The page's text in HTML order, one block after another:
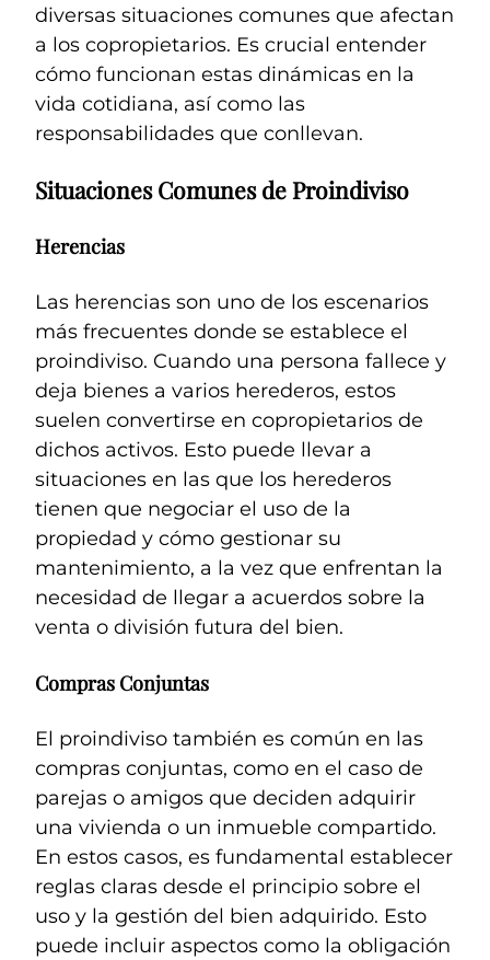
diversas situaciones comunes que afectan
a los copropietarios. Es crucial entender
cómo funcionan estas dinámicas en la
vida cotidiana, así como las
responsabilidades que conllevan.
Situaciones Comunes de Proindiviso
Herencias
Las herencias son uno de los escenarios
más frecuentes donde se establece el
proindiviso. Cuando una persona fallece y
deja bienes a varios herederos, estos
suelen convertirse en copropietarios de
dichos activos. Esto puede llevar a
situaciones en las que los herederos
tienen que negociar el uso de la
propiedad y cómo gestionar su
mantenimiento, a la vez que enfrentan la
necesidad de llegar a acuerdos sobre la
venta o división futura del bien.
Compras Conjuntas
El proindiviso también es común en las
compras conjuntas, como en el caso de
parejas o amigos que deciden adquirir
una vivienda o un inmueble compartido.
En estos casos, es fundamental establecer
reglas claras desde el principio sobre el
uso y la gestión del bien adquirido. Esto
puede incluir aspectos como la obligación